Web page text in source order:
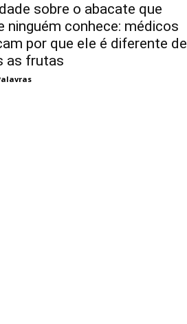
sobre o abacate que
ninguém conhece: médicos
por que ele é diferente de
as frutas